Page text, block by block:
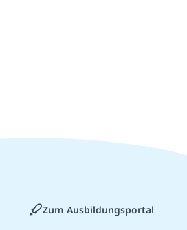
Zum Ausbildungsportal